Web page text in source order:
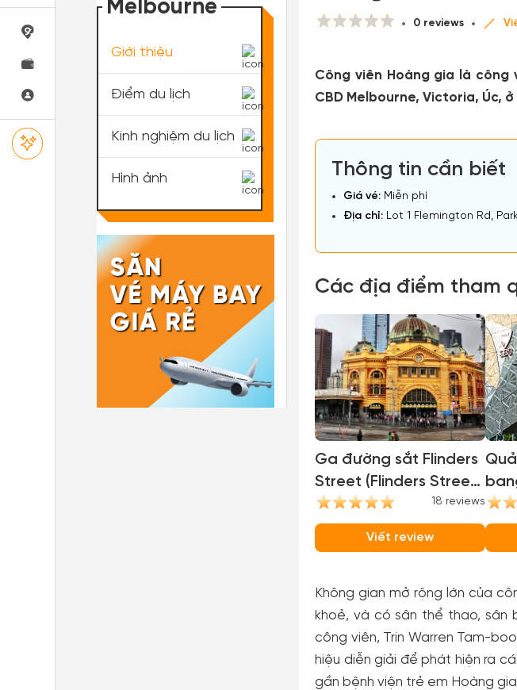
0 reviews
Công viên Hoàng gia là
CBD Melbourne, Victoria, Úc,
Thông tin cần biết
Giá vé: Miễn phí
Địa chỉ: Lot 1 Flemington Rd,
Các địa điểm tham
Ga đường sắt Flinders
Street (Flinders Street
Station)
18 reviews
Viết review
bang (
Không gian mở rộng lớn của
khoẻ, và có sân thể thao, sân
công viên, Trin Warren Tam-
hiệu diễn giải để phát hiện ra
gần bệnh viện trẻ em Hoàng
Melbourne
Giới thiệu
Điểm du lịch
Kinh nghiệm du lịch
Hình ảnh